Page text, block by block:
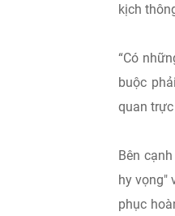
kịch
“Có
buộc
quan
Bên
hy vọng"
phục